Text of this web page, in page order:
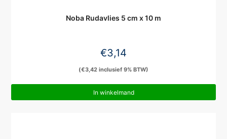
Noba Rudavlies 5 cm x 10 m
€3,14
(€3,42 inclusief 9% BTW)
In winkelmand